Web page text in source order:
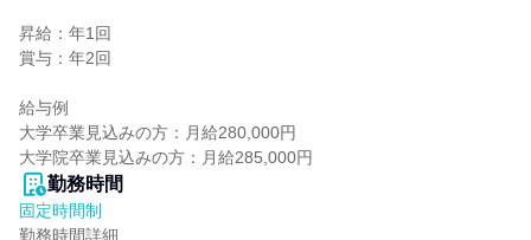
昇給：年1回
賞与：年2回
給与例
大学卒業見込みの方：月給280,000円
大学院卒業見込みの方：月給285,000円
勤務時間
固定時間制
勤務時間詳細